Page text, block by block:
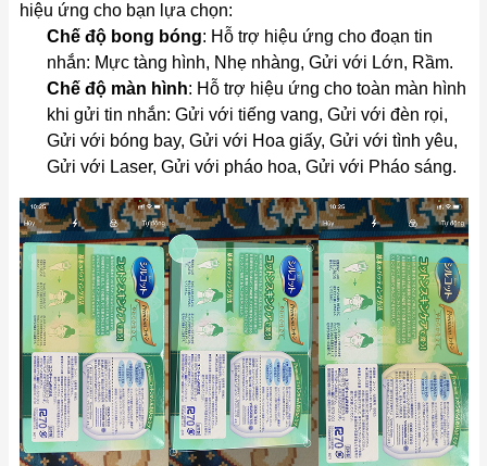
hiệu ứng cho bạn lựa chọn:
Chế độ bong bóng: Hỗ trợ hiệu ứng cho đoạn tin
nhắn: Mực tàng hình, Nhẹ nhàng, Gửi với Lớn, Rầm.
Chế độ màn hình: Hỗ trợ hiệu ứng cho toàn màn hình
khi gửi tin nhắn: Gửi với tiếng vang, Gửi với đèn rọi,
Gửi với bóng bay, Gửi với Hoa giấy, Gửi với tình yêu,
Gửi với Laser, Gửi với pháo hoa, Gửi với Pháo sáng.